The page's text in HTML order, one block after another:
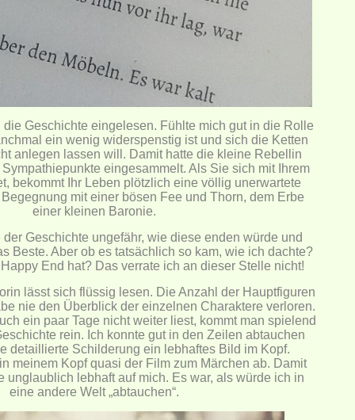
Geschichte eingelesen. Fühlte mich gut in die Rolle
ein wenig widerspenstig ist und sich die Ketten
anlegen lassen will. Damit hatte die kleine Rebellin
eingesammelt. Als Sie sich mit Ihrem
bekommt Ihr Leben plötzlich eine völlig unerwartete
mit einer bösen Fee und Thorn, dem Erbe
einer kleinen Baronie.
Geschichte ungefähr, wie diese enden würde und
Beste. Aber ob es tatsächlich so kam, wie ich dachte?
End hat? Das verrate ich an dieser Stelle nicht!
lässt sich flüssig lesen. Die Anzahl der Hauptfiguren
nie den Überblick der einzelnen Charaktere verloren.
ein paar Tage nicht weiter liest, kommt man spielend
rein. Ich konnte gut in den Zeilen abtauchen
detaillierte Schilderung ein lebhaftes Bild im Kopf.
meinem Kopf quasi der Film zum Märchen ab. Damit
unglaublich lebhaft auf mich. Es war, als würde ich in
eine andere Welt „abtauchen“.